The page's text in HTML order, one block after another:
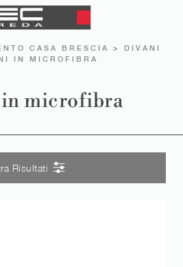
CASA BRESCIA >
DIVANI
IN MICROFIBRA
microfibra
Risultati